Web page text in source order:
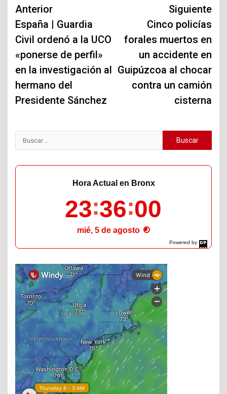
Navegación
de
entradas
Anterior
España | Guardia
Civil ordenó a la UCO
«ponerse de perfil»
en la investigación al
hermano del
Presidente Sánchez
Siguiente
Cinco policías
forales muertos en
un accidente en
Guipúzcoa al chocar
contra un camión
cisterna
Buscar:
Powered by
DaysPedia.com
Hora Actual en Bronx
23 36 01
mié, 5 de agosto